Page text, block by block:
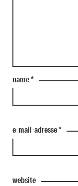
name*
e-mail-adresse*
website